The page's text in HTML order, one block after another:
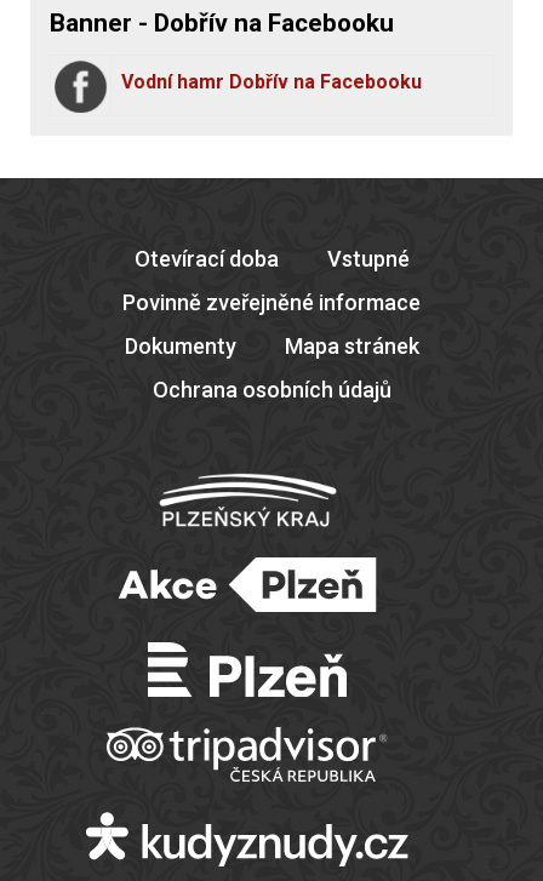
Banner - Dobřív na Facebooku
Vodní hamr Dobřív na Facebooku
Otevírací doba
Vstupné
Povinně zveřejněné informace
Dokumenty
Mapa stránek
Ochrana osobních údajů